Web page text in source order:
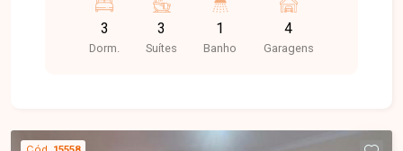
com churrasqueira e banheiro e 4 vagas de
garagem.3
Dorm.
3
Suítes
1
Banho
4
Garagens